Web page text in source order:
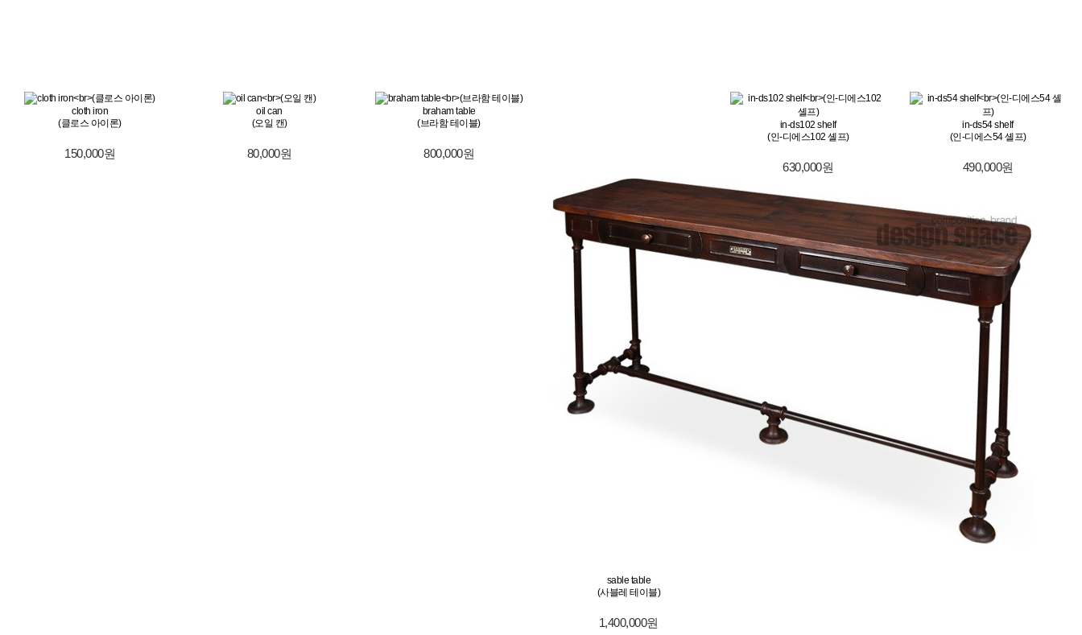
cloth iron
(클로스 아이론)
150,000원
oil can
(오일 캔)
80,000원
braham table
(브라함 테이블)
800,000원
sable table
(사블레 테이블)
1,400,000원
in-ds102 shelf
(인-디에스102 셸프)
630,000원
in-ds54 shelf
(인-디에스54 셸프)
490,000원